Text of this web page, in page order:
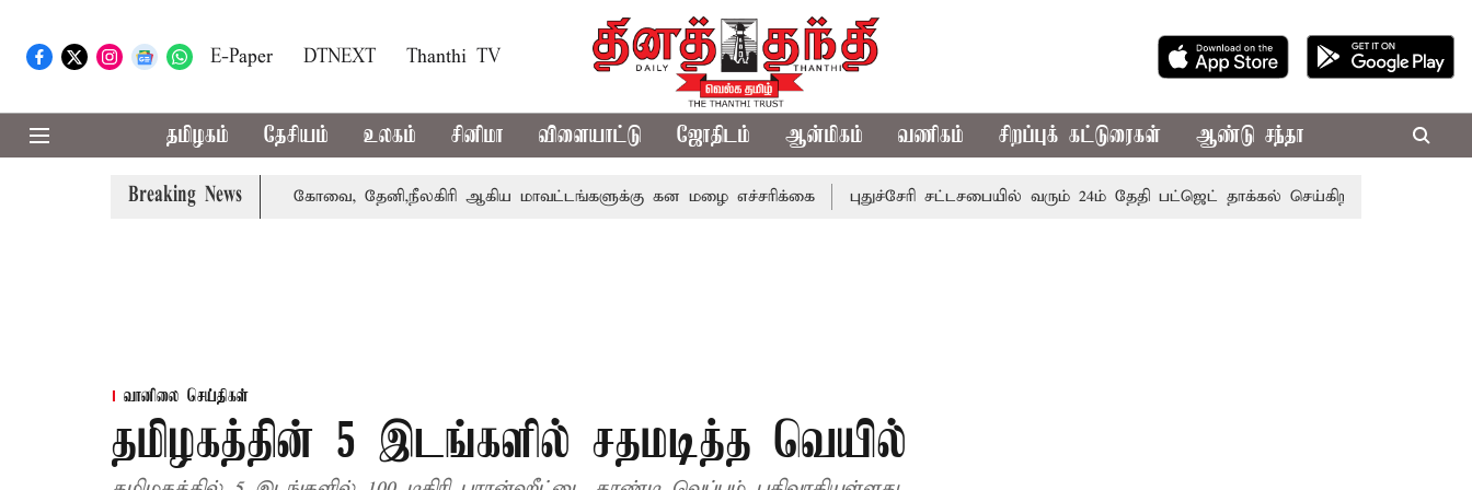
E-Paper DTNEXT Thanthi TV
தமிழகம் தேசியம் உலகம் சினிமா விளையாட்டு ஜோதிடம் ஆன்மிகம் வணிகம் சிறப்புக் கட்டுரைகள் ஆண்டு சந்தா
Breaking News
வாபஸ் பெற்றார் சங்கீதா கோவை, தேனி,நீலகிரி ஆகிய மாவட்டங்களுக்கு கன மழை எச்சரிக்கை புதுச்சேரி சட்டசபையில் வரும் 24ம் தேதி பட்ஜெட் தாக்கல் செய்கிறார் முதல்-அமைச்சர்
வானிலை செய்திகள்
தமிழகத்தின் 5 இடங்களில் சதமடித்த வெயில்